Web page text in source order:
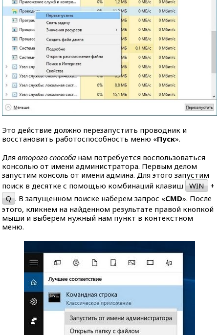
Это действие должно перезапустить проводник и
восстановить работоспособность меню «Пуск».
Длявторого способа нам потребуется воспользоваться
консолью от имени администратора. Первым делом
запустим консоль от имени админа. Для этого запустим
поиск в десятке с помощью комбинаций клавиш
WIN
+
Q . В запущенном поиске наберем запрос «CMD». После
этого, кликнем на найденном результате правой кнопкой
мыши и выберем нужный нам пункт в контекстном
меню.